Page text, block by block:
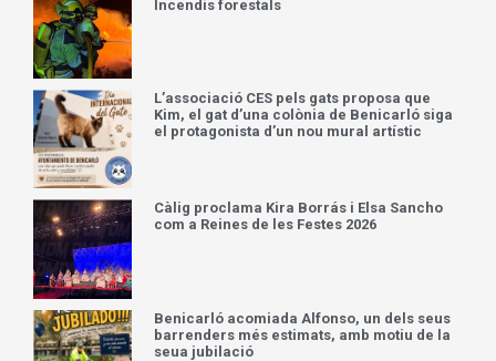
Incendis forestals
L’associació CES pels gats proposa que
Kim, el gat d’una colònia de Benicarló siga
el protagonista d’un nou mural artístic
Càlig proclama Kira Borrás i Elsa Sancho
com a Reines de les Festes 2026
Benicarló acomiada Alfonso, un dels seus
barrenders més estimats, amb motiu de la
seua jubilació